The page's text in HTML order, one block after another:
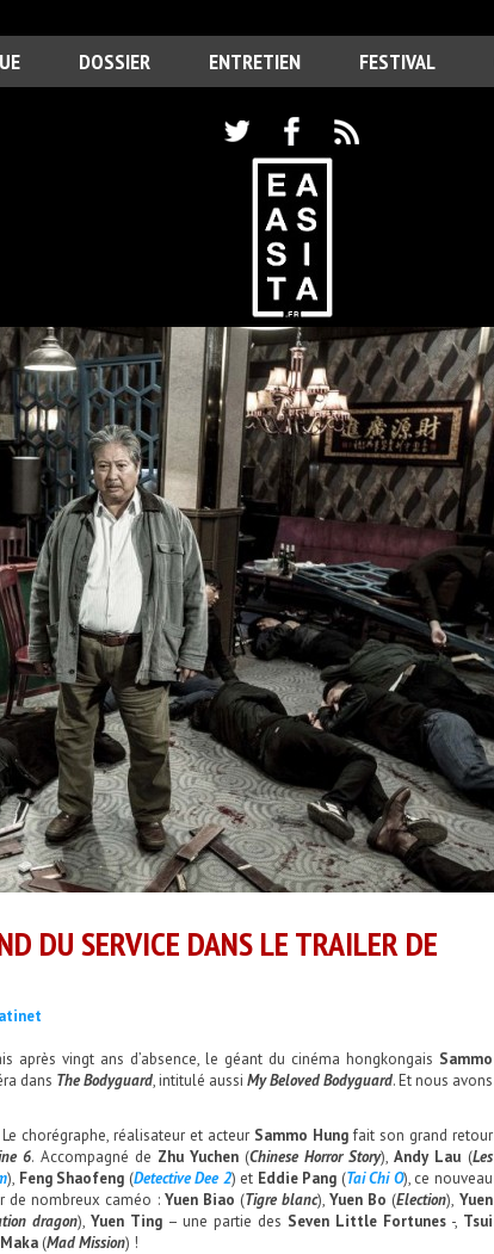
DOSSIER ENTRETIEN FESTIVAL
DU SERVICE DANS LE TRAILER DE
après vingt ans d’absence, le géant du cinéma hongkongais Sammo
dans The Bodyguard, intitulé aussi My Beloved Bodyguard. Et nous avons
chorégraphe, réalisateur et acteur Sammo Hungfait son grand retour
6. Accompagné de Zhu Yuchen(Chinese Horror Story),Andy Lau (Les
), Feng Shaofeng (Detective Dee 2) et Eddie Pang (Tai Chi O), ce nouveau
de nombreux caméo : Yuen Biao (Tigre blanc),Yuen Bo (Election), Yuen
dragon), Yuen Ting– une partie des Seven Little Fortunes-, Tsui
(Mad Mission) !